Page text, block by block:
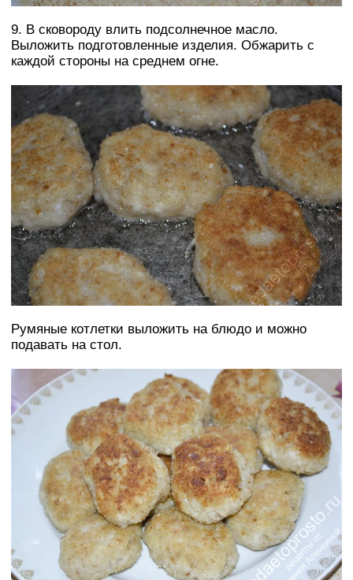
9. В сковороду влить подсолнечное масло.
Выложить подготовленные изделия. Обжарить с
каждой стороны на среднем огне.
Румяные котлетки выложить на блюдо и можно
подавать на стол.